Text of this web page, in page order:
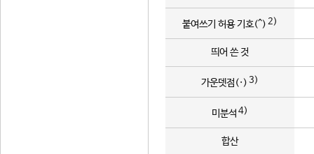
붙여쓰기 허용 기호(^) 2)
띄어 쓴 것
가운뎃점(·) 3)
미분석 4)
합산